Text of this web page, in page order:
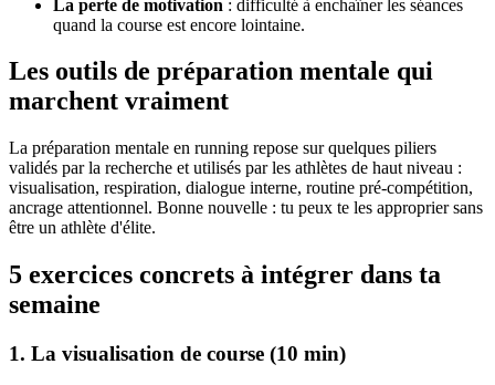
La perte de motivation : difficulté à enchaîner les séances
quand la course est encore lointaine.
Les outils de préparation mentale qui
marchent vraiment
La préparation mentale en running repose sur quelques piliers
validés par la recherche et utilisés par les athlètes de haut niveau :
visualisation, respiration, dialogue interne, routine pré-compétition,
ancrage attentionnel. Bonne nouvelle : tu peux te les approprier sans
être un athlète d'élite.
5 exercices concrets à intégrer dans ta
semaine
1. La visualisation de course (10 min)